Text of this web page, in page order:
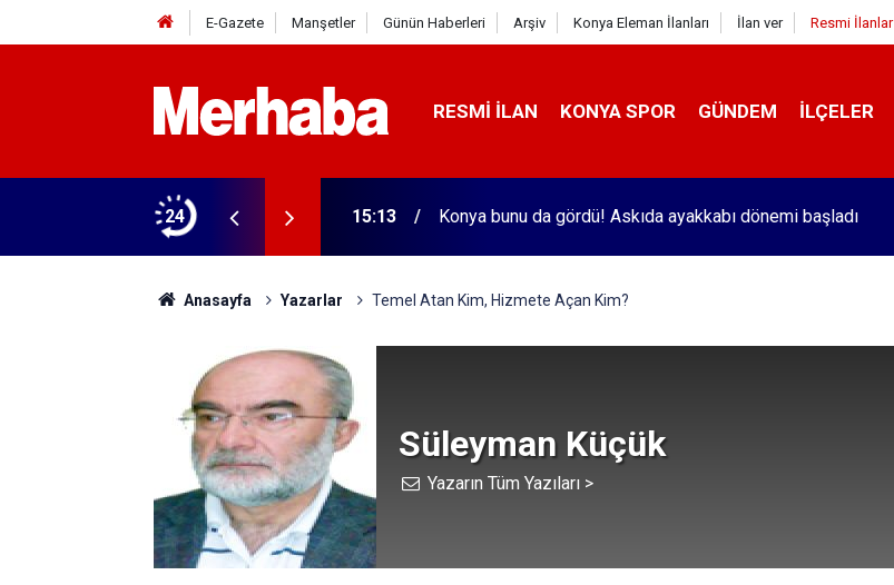
E-Gazete Manşetler Günün Haberleri Arşiv Konya Eleman İlanları İlan ver Resmi İlanlar
RESMI İLAN KONYA SPOR GÜNDEM İLÇELER
24 15:13 Konya bunu da gördü! Askıda ayakkabı dönemi başladı
Anasayfa Yazarlar Temel Atan Kim, Hizmete Açan Kim?
Süleyman Küçük
Yazarın Tüm Yazıları >